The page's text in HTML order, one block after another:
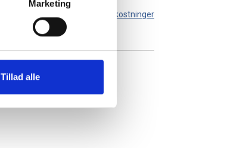
Marketing
Tillad alle
Leveringsomkostninger